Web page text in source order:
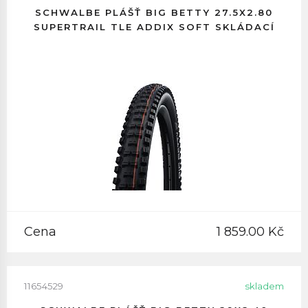
SCHWALBE PLÁŠŤ BIG BETTY 27.5X2.80
SUPERTRAIL TLE ADDIX SOFT SKLÁDACÍ
Cena 1 859.00 Kč
11654529 skladem